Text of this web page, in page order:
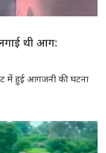
थी आग:
में हुई आगजनी की घटना